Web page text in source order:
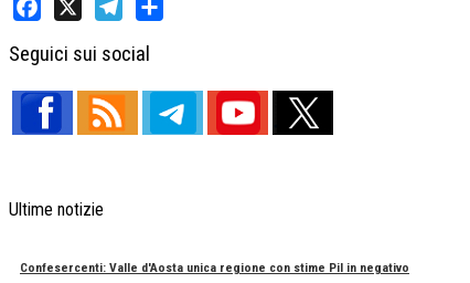
Seguici sui social
Ultime notizie
Confesercenti: Valle d'Aosta unica regione con stime Pil in negativo